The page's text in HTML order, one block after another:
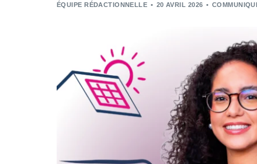
ÉQUIPE RÉDACTIONNELLE 20 AVRIL 2026